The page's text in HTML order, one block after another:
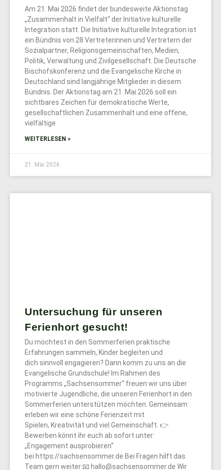
Am 21. Mai 2026 findet der bundesweite Aktionstag
„Zusammenhalt in Vielfalt“ der Initiative kulturelle
Integration statt. Die Initiative kulturelle Integration ist
ein Bündnis von 28 Vertreterinnen und Vertretern der
Sozialpartner, Religionsgemeinschaften, Medien,
Politik, Verwaltung und Zivilgesellschaft. Die Deutsche
Bischofskonferenz und die Evangelische Kirche in
Deutschland sind langjährige Mitglieder in diesem
Bündnis. Der Aktionstag am 21. Mai 2026 soll ein
sichtbares Zeichen für demokratische Werte,
gesellschaftlichen Zusammenhalt und eine offene,
vielfältige
WEITERLESEN »
21. Mai 2026
Untersuchung für unseren
Ferienhort gesucht!
Du möchtest in den Sommerferien praktische
Erfahrungen sammeln, Kinder begleiten und
dich sinnvoll engagieren? Dann komm zu uns an die
Evangelische Grundschule! Im Rahmen des
Programms „Sachsensommer“ freuen wir uns über
motivierte Jugendliche, die unseren Ferienhort in den
Sommerferien unterstützen möchten. Gemeinsam
erleben wir eine schöne Ferienzeit mit
Spielen, Kreativität und viel Gemeinschaft. 👉
Bewerben könnt ihr euch ab sofort unter:
„Engagement ausprobieren“
bei https://sachsensommer.de Bei Fragen hilft das
Team gern weiter:📧 hallo@sachsensommer.de Wir